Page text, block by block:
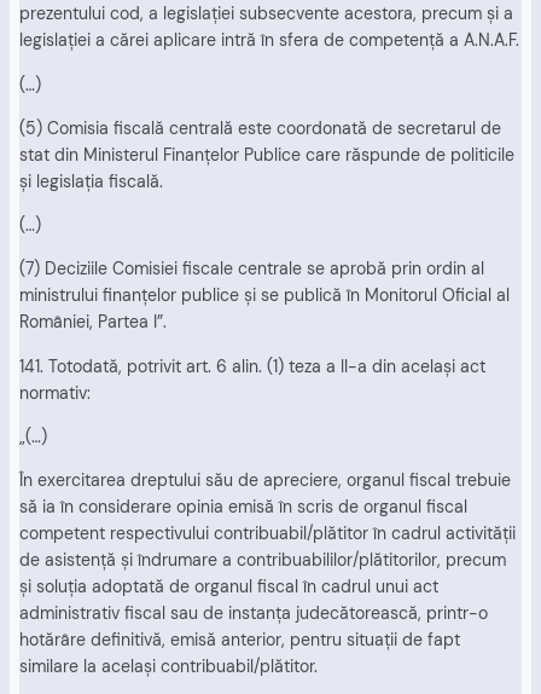
prezentului cod, a legislaţiei subsecvente acestora, precum şi a
legislaţiei a cărei aplicare intră în sfera de competenţă a A.N.A.F.
(…)
(5) Comisia fiscală centrală este coordonată de secretarul de
stat din Ministerul Finanţelor Publice care răspunde de politicile
şi legislaţia fiscală.
(…)
(7) Deciziile Comisiei fiscale centrale se aprobă prin ordin al
ministrului finanţelor publice şi se publică în Monitorul Oficial al
României, Partea I”.
141. Totodată, potrivit art. 6 alin. (1) teza a II-a din acelaşi act
normativ:
„(…)
În exercitarea dreptului său de apreciere, organul fiscal trebuie
să ia în considerare opinia emisă în scris de organul fiscal
competent respectivului contribuabil/plătitor în cadrul activităţii
de asistenţă şi îndrumare a contribuabililor/plătitorilor, precum
şi soluţia adoptată de organul fiscal în cadrul unui act
administrativ fiscal sau de instanţa judecătorească, printr-o
hotărâre definitivă, emisă anterior, pentru situaţii de fapt
similare la acelaşi contribuabil/plătitor.